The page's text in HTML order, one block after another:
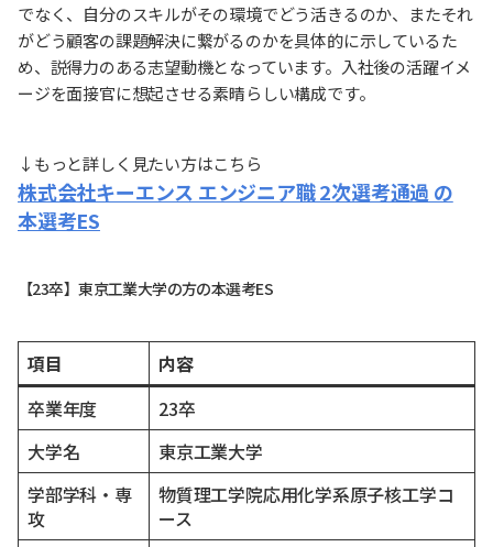
でなく、自分のスキルがその環境でどう活きるのか、またそれ
がどう顧客の課題解決に繋がるのかを具体的に示しているた
め、説得力のある志望動機となっています。入社後の活躍イメ
ージを面接官に想起させる素晴らしい構成です。
↓もっと詳しく見たい方はこちら
株式会社キーエンス エンジニア職 2次選考通過 の
本選考ES
【23卒】東京工業大学の方の本選考ES
項目
内容
卒業年度
23卒
大学名
東京工業大学
学部学科・専
攻
物質理工学院応用化学系原子核工学コ
ース